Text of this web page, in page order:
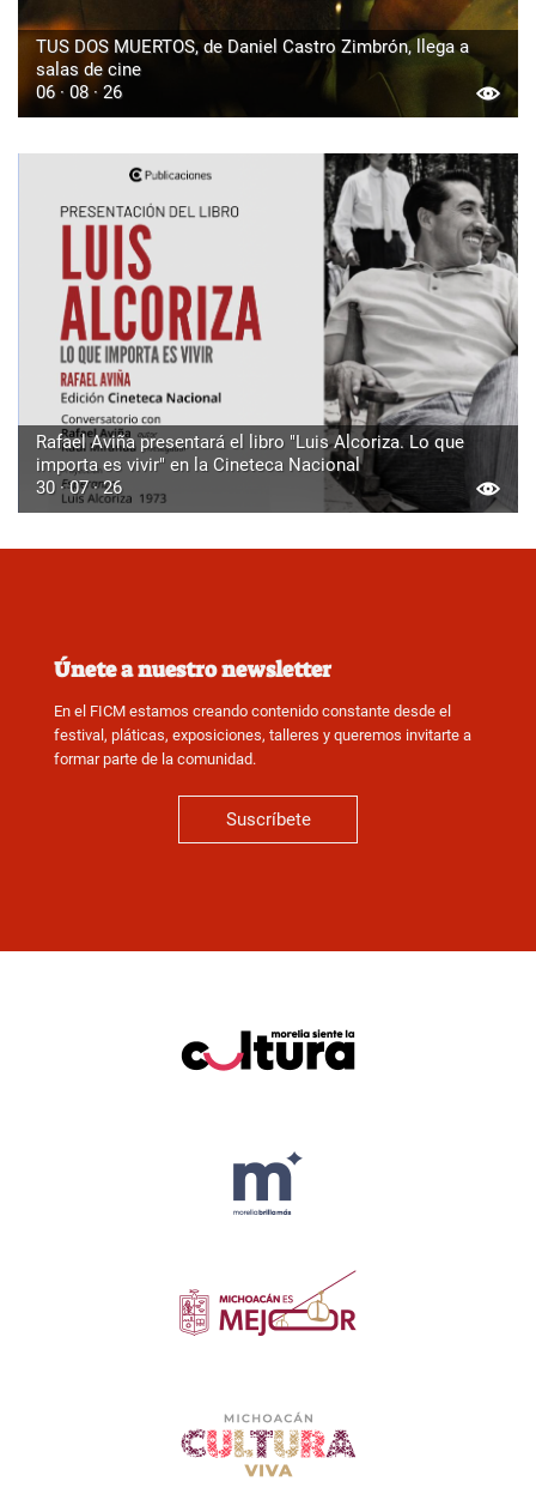
TUS DOS MUERTOS, de Daniel Castro Zimbrón, llega a
salas de cine
06 · 08 · 26
Rafael Aviña presentará el libro "Luis Alcoriza. Lo que
importa es vivir" en la Cineteca Nacional
30 · 07 · 26
Únete a nuestro newsletter
En el FICM estamos creando contenido constante desde el
festival, pláticas, exposiciones, talleres y queremos invitarte a
formar parte de la comunidad.
Suscríbete